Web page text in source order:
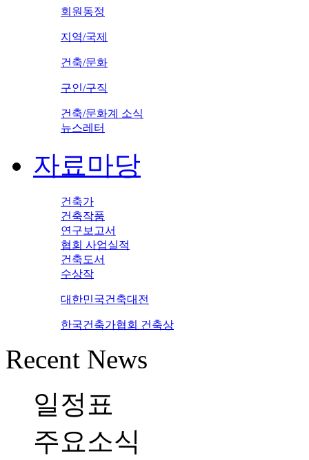
회원동정
지역/국제
건축/문화
구인/구직
건축/문화계 소식
뉴스레터
자료마당
건축가
건축작품
연구보고서
협회 사업실적
건축도서
수상작
대한민국건축대전
한국건축가협회 건축상
Recent News
일정표
주요소식